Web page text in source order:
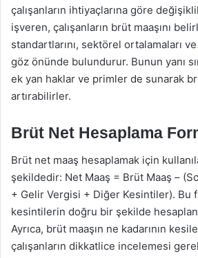
çalışanların ihtiyaçlarına göre
işveren, çalışanların brüt maaşını
standartlarını, sektörel ortalamaları
göz önünde bulundurur. Bunun yanı
ek yan haklar ve primler de sunarak
artırabilirler.
Brüt Net Hesaplama
Brüt net maaş hesaplamak için
şekildedir: Net Maaş = Brüt Maaş –
+ Gelir Vergisi + Diğer Kesintiler). Bu
kesintilerin doğru bir şekilde
Ayrıca, brüt maaşın ne kadarının
çalışanların dikkatlice incelemesi